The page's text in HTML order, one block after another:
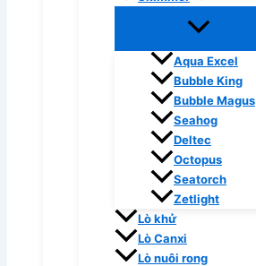
Aqua Excel
Bubble King
Bubble Magus
Seahog
Deltec
Octopus
Seatorch
Zetlight
Lò khử
Lò Canxi
Lò nuôi rong